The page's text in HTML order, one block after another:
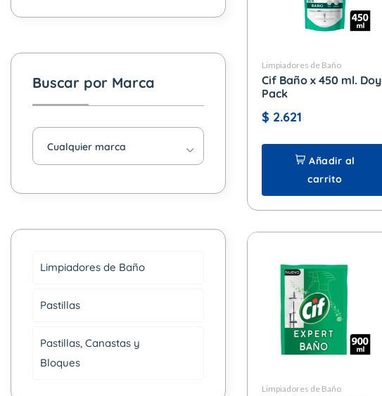
Limpiadores de Baño
Cif Baño x 450 ml. Doy
Pack
$ 2.621
Añadir al
carrito
Limpiadores de Baño
Buscar por Marca
Cualquier marca
Limpiadores de Baño
Pastillas
Pastillas, Canastas y
Bloques